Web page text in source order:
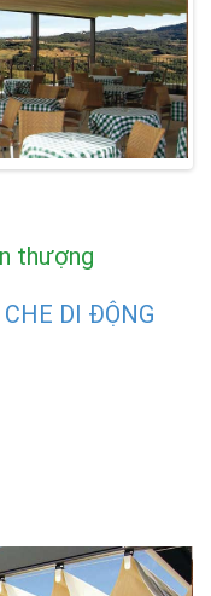
thượng
DI ĐỘNG